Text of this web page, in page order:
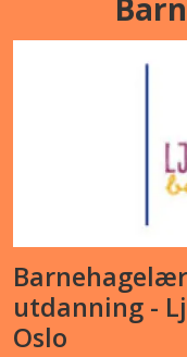
utdanning -
Oslo